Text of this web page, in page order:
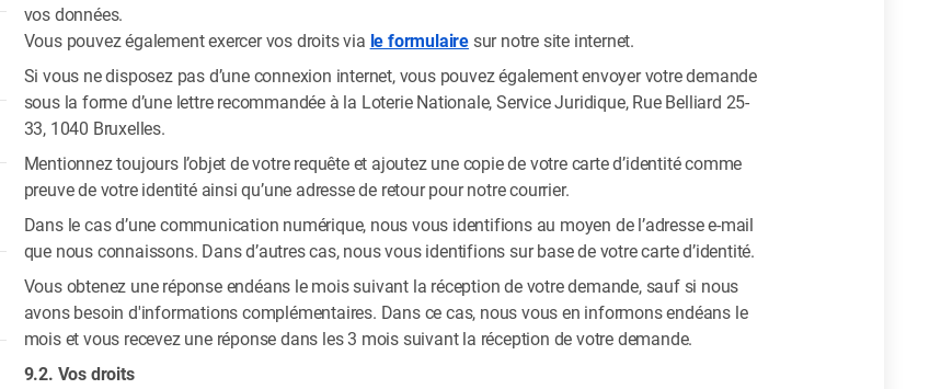
vos données.
Vous pouvez également exercer vos droits via le formulairesur notre site internet.
Si vous ne disposez pas d’une connexion internet, vous pouvez également envoyer votre demande
sous la forme d’une lettre recommandée à la Loterie Nationale, Service Juridique, Rue Belliard 25-
33, 1040 Bruxelles.
Mentionnez toujours l’objet de votre requête et ajoutez une copie de votre carte d’identité comme
preuve de votre identité ainsi qu’une adresse de retour pour notre courrier.
Dans le cas d’une communication numérique, nous vous identifions au moyen de l’adresse e-mail
que nous connaissons. Dans d’autres cas, nous vous identifions sur base de votre carte d’identité.
Vous obtenez une réponse endéans le mois suivant la réception de votre demande, sauf si nous
avons besoin d'informations complémentaires. Dans ce cas, nous vous en informons endéans le
mois et vous recevez une réponse dans les 3 mois suivant la réception de votre demande.
9.2. Vos droits